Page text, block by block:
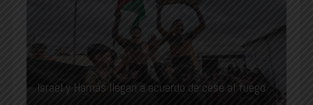
Israel y Hamás llegan a acuerdo de cese al fuego